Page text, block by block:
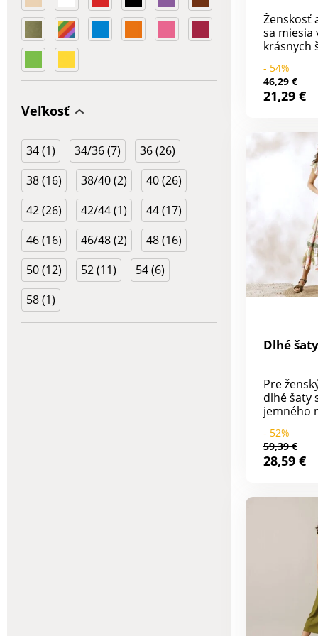
Veľkosť
34 (1) 34/36 (7)
36 (26)
38 (16)
38/40 (2)
40 (26)
42 (26)
42/44 (1)
44 (17)
46 (16)
46/48 (2)
48 (16)
50 (12)
52 (11)
54 (6)
58 (1)
potlačou
Ženskosť
sa miesia
krásnych
výstrih do
prsiami
- 54%
46,29 €
21,29 €
Dlhé
Pre
dlhé šaty
jemného
Volánové
s
pleciach.
vrecká.
bol
Lenzing™
materiál
lesov.
vyžaduje
- 52%
59,39 €
28,59 €